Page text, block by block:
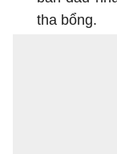
tha bổng.